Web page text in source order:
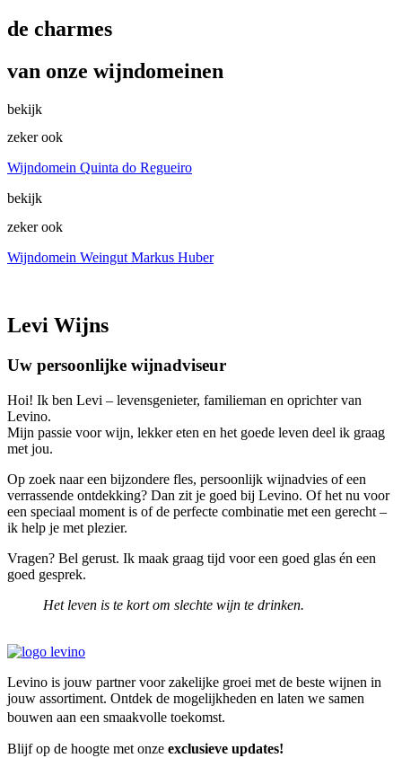
de charmes
van onze wijndomeinen
bekijk
zeker ook
Wijndomein Quinta do Regueiro
bekijk
zeker ook
Wijndomein Weingut Markus Huber
Levi Wijns
Uw persoonlijke wijnadviseur
Hoi! Ik ben Levi – levensgenieter, familieman en oprichter van
Levino.
Mijn passie voor wijn, lekker eten en het goede leven deel ik graag
met jou.
Op zoek naar een bijzondere fles, persoonlijk wijnadvies of een
verrassende ontdekking? Dan zit je goed bij Levino. Of het nu voor
een speciaal moment is of de perfecte combinatie met een gerecht –
ik help je met plezier.
Vragen? Bel gerust. Ik maak graag tijd voor een goed glas én een
goed gesprek.
Het leven is te kort om slechte wijn te drinken.
Levino is jouw partner voor zakelijke groei met de beste wijnen in
jouw assortiment. Ontdek de mogelijkheden en laten we samen
bouwen aan een smaakvolle toekomst.
Blijf op de hoogte met onze exclusieve updates!